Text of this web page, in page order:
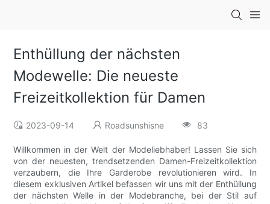
Enthüllung der nächsten
Modewelle: Die neueste
Freizeitkollektion für Damen
2023-09-14 Roadsunshisne 83
Willkommen in der Welt der Modeliebhaber! Lassen Sie sich
von der neuesten, trendsetzenden Damen-Freizeitkollektion
verzaubern, die Ihre Garderobe revolutionieren wird. In
diesem exklusiven Artikel befassen wir uns mit der Enthüllung
der nächsten Welle in der Modebranche, bei der Stil auf